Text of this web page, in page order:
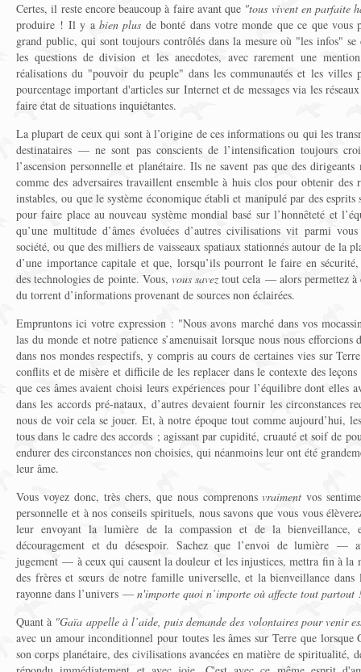
Certes, il reste encore beaucoup à faire avant que "tous vivent en parfaite
produire ! Il y a bien plus de bonté dans votre monde que ce que vous
grand public, qui sont toujours contrôlés dans la mesure où "les infos" se
les questions de division et les anecdotes, avec rarement une
réalisations du "pouvoir du peuple" dans les communautés et les
pourcentage important d'articles sur Internet et de messages via les
faire état de situations inquiétantes.
La plupart de ceux qui sont à l’origine de ces informations ou qui les
destinataires — ne sont pas conscients de l’intensification toujours
l’ascension personnelle et planétaire. Ils ne savent pas que des
comme des adversaires travaillent ensemble à huis clos pour obtenir des
instables, ou que le système économique établi et manipulé par des esprits
pour faire place au nouveau système mondial basé sur l’honnêteté et
qu’une multitude d’âmes évoluées d’autres civilisations vit parmi
société, ou que des milliers de vaisseaux spatiaux stationnés autour de la
d’une importance capitale et que, lorsqu’ils pourront le faire en
des technologies de pointe. Vous, vous savez tout cela — alors permettez à
du torrent d’informations provenant de sources non éclairées.
Empruntons ici votre expression : "Nous avons marché dans vos
las du monde et notre patience s’amenuisait lorsque nous nous efforcions
dans nos mondes respectifs, y compris au cours de certaines vies sur
conflits et de misère et difficile de les replacer dans le contexte des
que ces âmes avaient choisi leurs expériences pour l’équilibre dont elles
dans les accords pré-nataux, d’autres devaient fournir les circonstances
nous de voir cela se jouer. Et, à notre époque tout comme aujourd’hui,
tous dans le cadre des accords ; agissant par cupidité, cruauté et soif de
endurer des circonstances non choisies, qui néanmoins leur ont été
leur âme.
Vous voyez donc, très chers, que nous comprenonsvraiment vos
personnelle et à nos conseils spirituels, nous savons que vous vous
leur envoyant la lumière de la compassion et de la bienveillance,
découragement et du désespoir. Sachez que l’envoi de lumière —
jugement — à ceux qui causent la douleur et les injustices, mettra fin à la
des frères et sœurs de notre famille universelle, et la bienveillance
rayonne dans l’univers — n'importe quoi n’importe où affecte tout partout
Quant à "Gaïa appelle à l’aide, puis demande des volontaires pour venir
avec un amour inconditionnel pour toutes les âmes sur Terre que lorsque
son corps planétaire, des civilisations avancées en matière de spiritualité,